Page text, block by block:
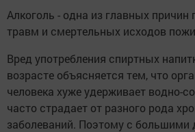
Алкоголь - одна из главных причин
травм и смертельных исходов
Вред употребления спиртных
возрасте объясняется тем, что
человека хуже удерживает водно-
часто страдает от разного рода
заболеваний. Поэтому с большими